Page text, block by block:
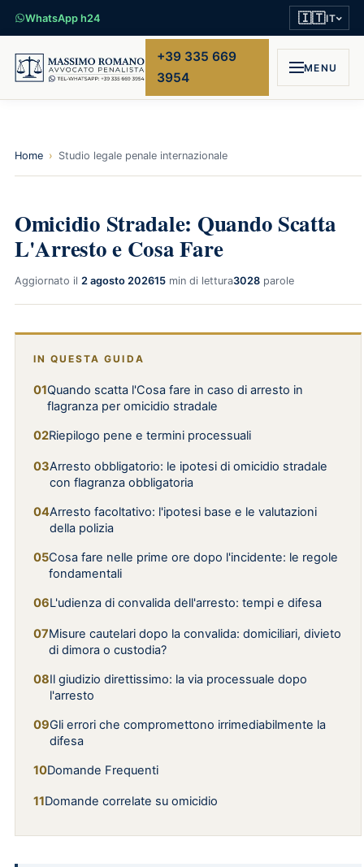
WhatsApp h24 🇮🇹IT
+39 335 669
3954
MENU
Home › Studio legale penale internazionale
Omicidio Stradale: Quando Scatta
L'Arresto e Cosa Fare
Aggiornato il 2 agosto 202615 min di lettura3028 parole
IN QUESTA GUIDA
Quando scatta l'Cosa fare in caso di arresto in
flagranza per omicidio stradale
Riepilogo pene e termini processuali
Arresto obbligatorio: le ipotesi di omicidio stradale
con flagranza obbligatoria
Arresto facoltativo: l'ipotesi base e le valutazioni
della polizia
Cosa fare nelle prime ore dopo l'incidente: le regole
fondamentali
L'udienza di convalida dell'arresto: tempi e difesa
Misure cautelari dopo la convalida: domiciliari, divieto
di dimora o custodia?
Il giudizio direttissimo: la via processuale dopo
l'arresto
Gli errori che compromettono irrimediabilmente la
difesa
Domande Frequenti
Domande correlate su omicidio